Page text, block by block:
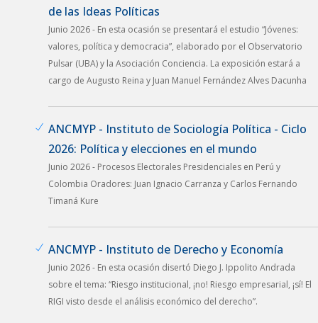
de las Ideas Políticas
Junio 2026 - En esta ocasión se presentará el estudio “Jóvenes:
valores, política y democracia”, elaborado por el Observatorio
Pulsar (UBA) y la Asociación Conciencia. La exposición estará a
cargo de Augusto Reina y Juan Manuel Fernández Alves Dacunha
ANCMYP - Instituto de Sociología Política - Ciclo
2026: Política y elecciones en el mundo
Junio 2026 - Procesos Electorales Presidenciales en Perú y
Colombia Oradores: Juan Ignacio Carranza y Carlos Fernando
Timaná Kure
ANCMYP - Instituto de Derecho y Economía
Junio 2026 - En esta ocasión disertó Diego J. Ippolito Andrada
sobre el tema: “Riesgo institucional, ¡no! Riesgo empresarial, ¡sí! El
RIGI visto desde el análisis económico del derecho”.